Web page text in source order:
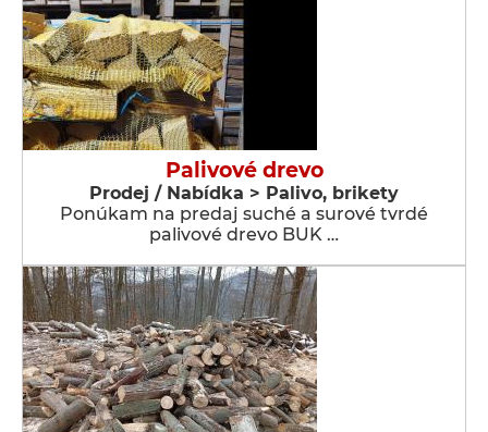
Palivové drevo
Prodej / Nabídka > Palivo, brikety
Ponúkam na predaj suché a surové tvrdé
palivové drevo BUK …